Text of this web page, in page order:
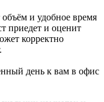
и удобное время
приедет и оценит
корректно
день к вам в офис